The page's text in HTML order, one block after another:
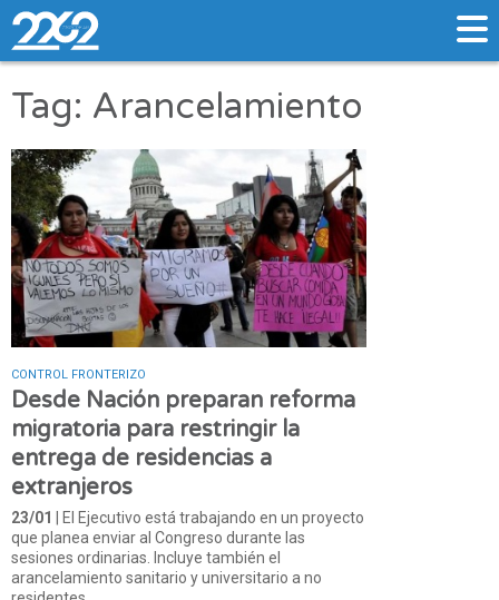
Tag: Arancelamiento
CONTROL FRONTERIZO
Desde Nación preparan reforma
migratoria para restringir la
entrega de residencias a
extranjeros
23/01
| El Ejecutivo está trabajando en un proyecto
que planea enviar al Congreso durante las
sesiones ordinarias. Incluye también el
arancelamiento sanitario y universitario a no